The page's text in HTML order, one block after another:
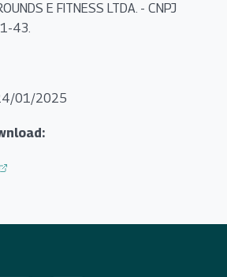
E FITNESS LTDA. - CNPJ
43.
01/2025